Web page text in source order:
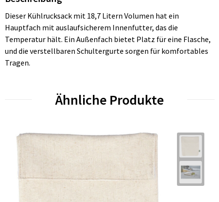
Dieser Kühlrucksack mit 18,7 Litern Volumen hat ein
Hauptfach mit auslaufsicherem Innenfutter, das die
Temperatur hält. Ein Außenfach bietet Platz für eine Flasche,
und die verstellbaren Schultergurte sorgen für komfortables
Tragen.
Ähnliche Produkte